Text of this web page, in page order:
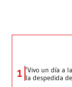
1 ‘Vivo un día a
la despedida